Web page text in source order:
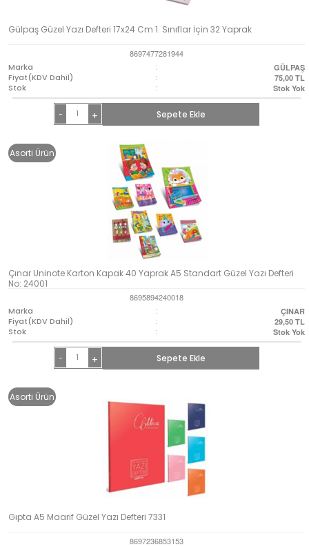
Gülpaş Güzel Yazı Defteri 17x24 Cm 1. Sınıflar İçin 32 Yaprak
8697477281944
Marka
: GÜLPAŞ
Fiyat(KDV Dahil) : 75,00 TL
Stok : Stok Yok
- + Sepete Ekle
Asorti Ürün
Çınar Uninote Karton Kapak 40 Yaprak A5 Standart Güzel Yazı Defteri
No: 24001
8695894240018
Marka
: ÇINAR
Fiyat(KDV Dahil) : 29,50 TL
Stok : Stok Yok
- + Sepete Ekle
Asorti Ürün
Gıpta A5 Maarif Güzel Yazı Defteri 7331
8697236853153